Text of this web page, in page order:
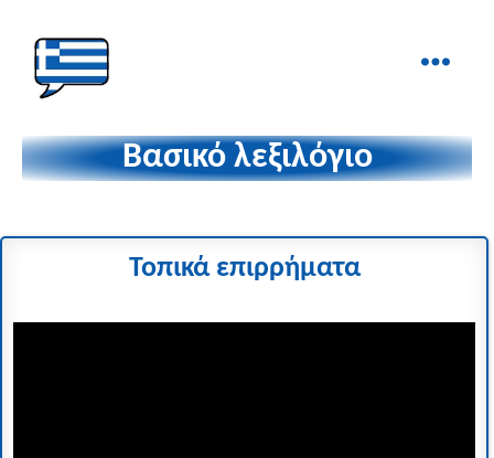
στα
Δάχτυλα!
Βασικό λεξιλόγιο
Τοπικά επιρρήματα